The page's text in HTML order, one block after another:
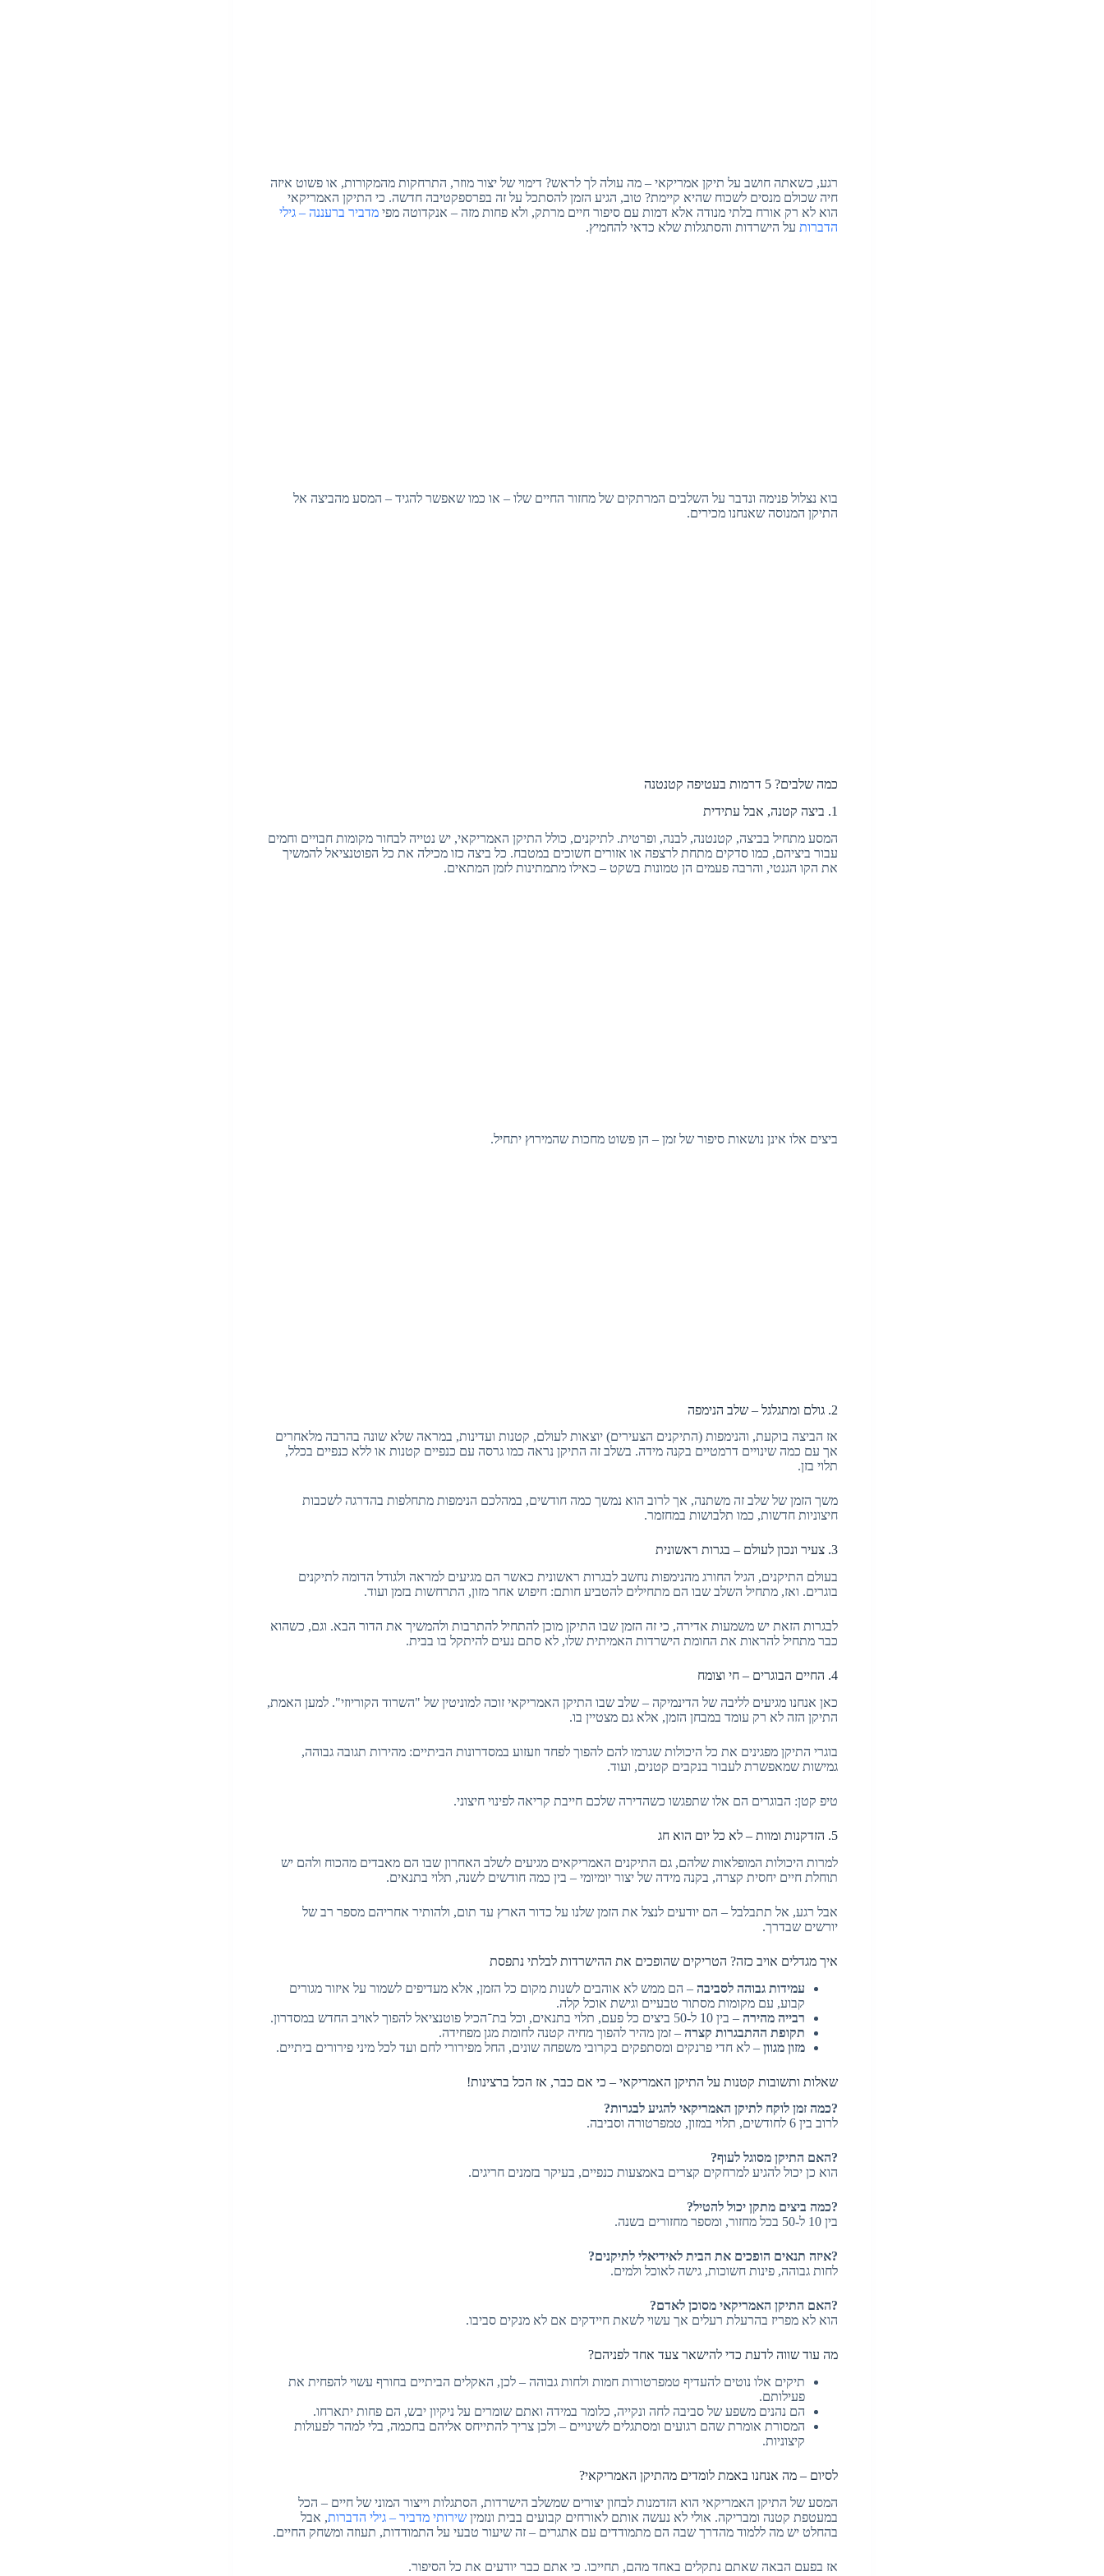
רגע, כשאתה חושב על תיקן אמריקאי – מה עולה לך לראש? דימוי של יצור מוזר, התרחקות מהמקורות, או פשוט איזה
חיה שכולם מנסים לשכוח שהיא קיימת? טוב, הגיע הזמן להסתכל על זה בפרספקטיבה חדשה. כי התיקן האמריקאי
הוא לא רק אורח בלתי מנודה אלא דמות עם סיפור חיים מרתק, ולא פחות מזה – אנקדוטה מפי מדביר ברעננה – גילי
הדברות על הישרדות והסתגלות שלא כדאי להחמיץ.
בוא נצלול פנימה ונדבר על השלבים המרתקים של מחזור החיים שלו – או כמו שאפשר להגיד – המסע מהביצה אל
התיקן המנוסה שאנחנו מכירים.
כמה שלבים? 5 דרמות בעטיפה קטנטנה
1. ביצה קטנה, אבל עתידית
המסע מתחיל בביצה, קטנטנה, לבנה, ופרטית. לתיקנים, כולל התיקן האמריקאי, יש נטייה לבחור מקומות חבויים וחמים
עבור ביציהם, כמו סדקים מתחת לרצפה או אזורים חשוכים במטבח. כל ביצה כזו מכילה את כל הפוטנציאל להמשיך
את הקו הגנטי, והרבה פעמים הן טמונות בשקט – כאילו מתמתינות לזמן המתאים.
ביצים אלו אינן נושאות סיפור של זמן – הן פשוט מחכות שהמירוץ יתחיל.
2. גולם ומתגלגל – שלב הנימפה
אז הביצה בוקעת, והנימפות (התיקנים הצעירים) יוצאות לעולם, קטנות ועדינות, במראה שלא שונה בהרבה מלאחרים
אך עם כמה שינויים דרמטיים בקנה מידה. בשלב זה התיקן נראה כמו גרסה עם כנפיים קטנות או ללא כנפיים בכלל,
תלוי בזן.
משך הזמן של שלב זה משתנה, אך לרוב הוא נמשך כמה חודשים, במהלכם הנימפות מתחלפות בהדרגה לשכבות
חיצוניות חדשות, כמו תלבושות במחזמר.
3. צעיר ונכון לעולם – בגרות ראשונית
בעולם התיקנים, הגיל החורג מהנימפות נחשב לבגרות ראשונית כאשר הם מגיעים למראה ולגודל הדומה לתיקנים
בוגרים. ואז, מתחיל השלב שבו הם מתחילים להטביע חותם: חיפוש אחר מזון, התרחשות בזמן ועוד.
לבגרות הזאת יש משמעות אדירה, כי זה הזמן שבו התיקן מוכן להתחיל להתרבות ולהמשיך את הדור הבא. וגם, כשהוא
כבר מתחיל להראות את החומת הישרדות האמיתית שלו, לא סתם נעים להיתקל בו בבית.
4. החיים הבוגרים – חי וצומח
כאן אנחנו מגיעים לליבה של הדינמיקה – שלב שבו התיקן האמריקאי זוכה למוניטין של "השרוד הקוריוזי". למען האמת,
התיקן הזה לא רק עומד במבחן הזמן, אלא גם מצטיין בו.
בוגרי התיקן מפגינים את כל היכולות שגרמו להם להפוך לפחד וזעזוע במסדרונות הביתיים: מהירות תגובה גבוהה,
גמישות שמאפשרת לעבור בנקבים קטנים, ועוד.
טיפ קטן: הבוגרים הם אלו שתפגשו כשהדירה שלכם חייבת קריאה לפינוי חיצוני.
5. הזדקנות ומוות – לא כל יום הוא חג
למרות היכולות המופלאות שלהם, גם התיקנים האמריקאים מגיעים לשלב האחרון שבו הם מאבדים מהכוח ולהם יש
תוחלת חיים יחסית קצרה, בקנה מידה של יצור יומיומי – בין כמה חודשים לשנה, תלוי בתנאים.
אבל רגע, אל תתבלבל – הם יודעים לנצל את הזמן שלנו על כדור הארץ עד תום, ולהותיר אחריהם מספר רב של
יורשים שבדרך.
איך מגדלים אויב כזה? הטריקים שהופכים את ההישרדות לבלתי נתפסת
עמידות גבוהה לסביבה – הם ממש לא אוהבים לשנות מקום כל הזמן, אלא מעדיפים לשמור על איזור מגורים
קבוע, עם מקומות מסתור טבעיים וגישת אוכל קלה.
רבייה מהירה – בין 10 ל-50 ביצים כל פעם, תלוי בתנאים, וכל בת־הכיל פוטנציאל להפוך לאויב החדש במסדרון.
תקופת ההתבגרות קצרה – זמן מהיר להפוך מחיה קטנה לחומת מגן מפחידה.
מזון מגוון – לא חדי פרנקים ומסתפקים בקרובי משפחה שונים, החל מפירורי לחם ועד לכל מיני פירורים ביתיים.
שאלות ותשובות קטנות על התיקן האמריקאי – כי אם כבר, אז הכל ברצינות!
?כמה זמן לוקח לתיקן האמריקאי להגיע לבגרות?
לרוב בין 6 לחודשים, תלוי במזון, טמפרטורה וסביבה.
?האם התיקן מסוגל לעוף?
הוא כן יכול להגיע למרחקים קצרים באמצעות כנפיים, בעיקר בזמנים חריגים.
?כמה ביצים מתקן יכול להטיל?
בין 10 ל-50 בכל מחזור, ומספר מחזורים בשנה.
?איזה תנאים הופכים את הבית לאידיאלי לתיקנים?
לחות גבוהה, פינות חשוכות, גישה לאוכל ולמים.
?האם התיקן האמריקאי מסוכן לאדם?
הוא לא מפריז בהרעלת רעלים אך עשוי לשאת חיידקים אם לא מנקים סביבו.
מה עוד שווה לדעת כדי להישאר צעד אחד לפניהם?
תיקים אלו נוטים להעדיף טמפרטורות חמות ולחות גבוהה – לכן, האקלים הביתיים בחורף עשוי להפחית את
פעילותם.
הם נהנים משפע של סביבה לחה ונקייה, כלומר במידה ואתם שומרים על ניקיון יבש, הם פחות יתארחו.
המסורת אומרת שהם רגועים ומסתגלים לשינויים – ולכן צריך להתייחס אליהם בחכמה, בלי למהר לפעולות
קיצוניות.
לסיום – מה אנחנו באמת לומדים מהתיקן האמריקאי?
המסע של התיקן האמריקאי הוא הזדמנות לבחון יצורים שמשלב הישרדות, הסתגלות וייצור המוני של חיים – הכל
במעטפת קטנה ומבריקה. אולי לא נעשה אותם לאורחים קבועים בבית ונזמין שירותי מדביר – גילי הדברות, אבל
בהחלט יש מה ללמוד מהדרך שבה הם מתמודדים עם אתגרים – זה שיעור טבעי על התמודדות, תעוזה ומשחק החיים.
אז בפעם הבאה שאתם נתקלים באחד מהם, תחייכו. כי אתם כבר יודעים את כל הסיפור.